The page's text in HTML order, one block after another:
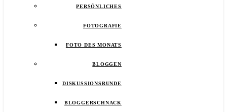
PERSÖNLICHES
FOTOGRAFIE
FOTO DES MONATS
BLOGGEN
DISKUSSIONSRUNDE
BLOGGERSCHNACK